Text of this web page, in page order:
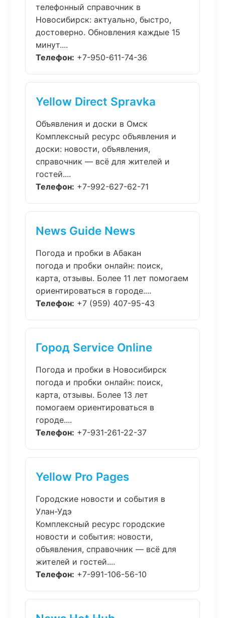
телефонный справочник в
Новосибирск: актуально, быстро,
достоверно. Обновления каждые 15
минут....
Телефон: +7-950-611-74-36
Yellow Direct Spravka
Объявления и доски в Омск
Комплексный ресурс объявления и
доски: новости, объявления,
справочник — всё для жителей и
гостей....
Телефон: +7-992-627-62-71
News Guide News
Погода и пробки в Абакан
погода и пробки онлайн: поиск,
карта, отзывы. Более 11 лет помогаем
ориентироваться в городе....
Телефон: +7 (959) 407-95-43
Город Service Online
Погода и пробки в Новосибирск
погода и пробки онлайн: поиск,
карта, отзывы. Более 13 лет
помогаем ориентироваться в
городе....
Телефон: +7-931-261-22-37
Yellow Pro Pages
Городские новости и события в
Улан-Удэ
Комплексный ресурс городские
новости и события: новости,
объявления, справочник — всё для
жителей и гостей....
Телефон: +7-991-106-56-10